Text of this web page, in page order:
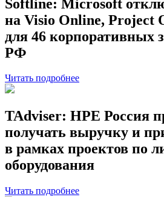
Softline: Microsoft
на Visio Online, Project
для 46 корпоративных
РФ
Читать подробнее
TAdviser: HPE Россия
получать выручку и
в рамках проектов по
оборудования
Читать подробнее